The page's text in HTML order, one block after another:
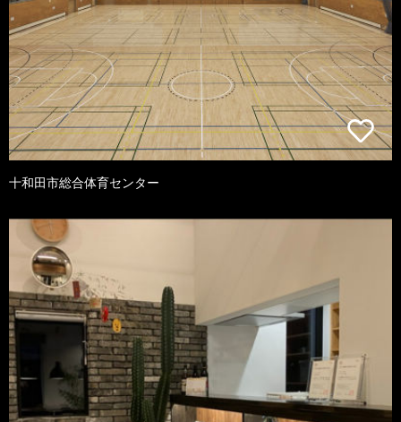
十和田市総合体育センター